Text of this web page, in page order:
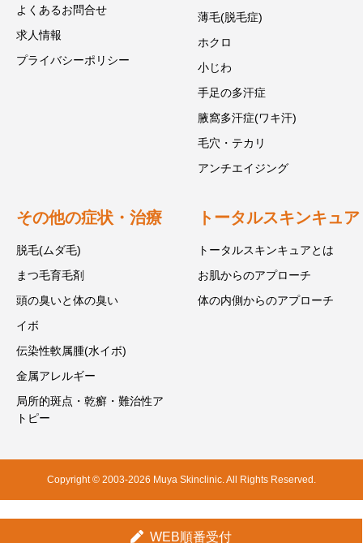
よくあるお問合せ
求人情報
プライバシーポリシー
薄毛(脱毛症)
ホクロ
小じわ
手足の多汗症
腋窩多汗症(ワキ汗)
毛穴・テカリ
アンチエイジング
その他の症状・治療
脱毛(ムダ毛)
まつ毛育毛剤
頭の臭いと体の臭い
イボ
伝染性軟属腫(水イボ)
金属アレルギー
局所的斑点・乾癬・難治性ア
トピー
トータルスキンキュア
トータルスキンキュアとは
お肌からのアプローチ
体の内側からのアプローチ
Copyright © 2003-2026 Muya Skinclinic. All Rights Reserved.
WEB順番受付